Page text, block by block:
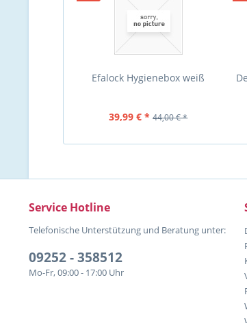
Efalock Hygienebox weiß
39,99 € * 44,00 € *
Service Hotline
Telefonische Unterstützung und Beratung unter:
09252 - 358512
Mo-Fr, 09:00 - 17:00 Uhr